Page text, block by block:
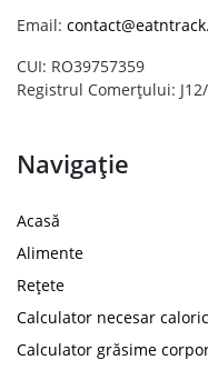
Email:
CUI: RO39757359
Registrul Comerțului:
Navigație
Acasă
Alimente
Rețete
Calculator necesar caloric
Calculator grăsime